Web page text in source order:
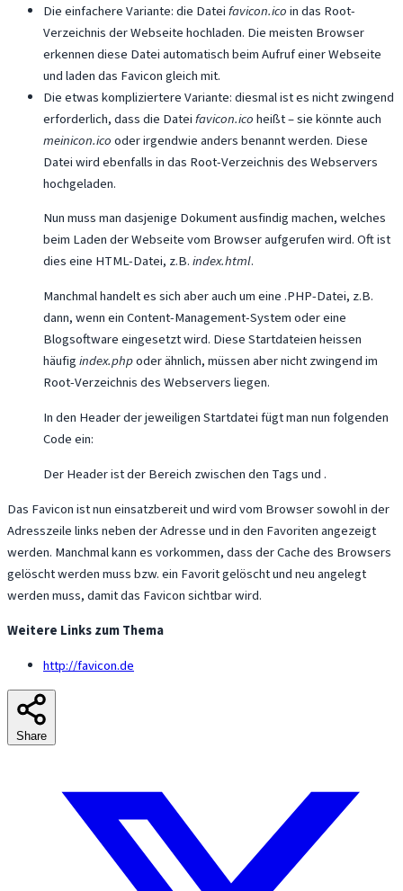
Die einfachere Variante: die Dateifavicon.icoin das Root-
Verzeichnis der Webseite hochladen. Die meisten Browser
erkennen diese Datei automatisch beim Aufruf einer Webseite
und laden das Favicon gleich mit.
Die etwas kompliziertere Variante: diesmal ist es nicht zwingend
erforderlich, dass die Dateifavicon.icoheißt – sie könnte auch
meinicon.icooder irgendwie anders benannt werden. Diese
Datei wird ebenfalls in das Root-Verzeichnis des Webservers
hochgeladen.
Nun muss man dasjenige Dokument ausfindig machen, welches
beim Laden der Webseite vom Browser aufgerufen wird. Oft ist
dies eine HTML-Datei, z.B.index.html.
Manchmal handelt es sich aber auch um eine .PHP-Datei, z.B.
dann, wenn ein Content-Management-System oder eine
Blogsoftware eingesetzt wird. Diese Startdateien heissen
häufigindex.phpoder ähnlich, müssen aber nicht zwingend im
Root-Verzeichnis des Webservers liegen.
In den Header der jeweiligen Startdatei fügt man nun folgenden
Code ein:
Der Header ist der Bereich zwischen den Tagsund .
Das Favicon ist nun einsatzbereit und wird vom Browser sowohl in der
Adresszeile links neben der Adresse und in den Favoriten angezeigt
werden. Manchmal kann es vorkommen, dass der Cache des Browsers
gelöscht werden muss bzw. ein Favorit gelöscht und neu angelegt
werden muss, damit das Favicon sichtbar wird.
Weitere Links zum Thema
http://favicon.de
Share